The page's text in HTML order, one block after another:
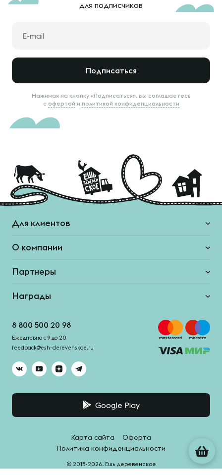
для подписчиков
Подписаться
Нажимая на кнопку «Подписаться», вы соглашаетесь
с офертой и политикой конфиденциальности
Для клиентов
О компании
Партнеры
Награды
8 800 500 20 98
Ежедневно с 9 до 20
feedback@esh-derevenskoe.ru
Google Play
© 2015-2026. Ешь деревенское
Карта сайта
Оферта
Политика конфиденциальности